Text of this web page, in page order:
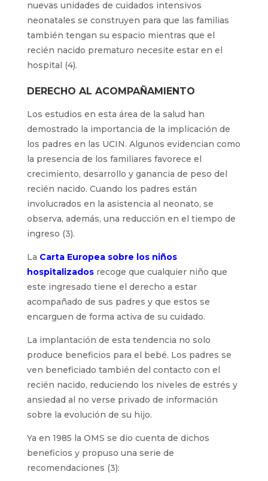
nuevas unidades de cuidados intensivos
neonatales se construyen para que las familias
también tengan su espacio mientras que el
recién nacido prematuro necesite estar en el
hospital (4).
DERECHO AL ACOMPAÑAMIENTO
Los estudios en esta área de la salud han
demostrado la importancia de la implicación de
los padres en las UCIN. Algunos evidencian como
la presencia de los familiares favorece el
crecimiento, desarrollo y ganancia de peso del
recién nacido. Cuando los padres están
involucrados en la asistencia al neonato, se
observa, además, una reducción en el tiempo de
ingreso (3).
La Carta Europea sobre los niños
hospitalizadosrecoge que cualquier niño que
este ingresado tiene el derecho a estar
acompañado de sus padres y que estos se
encarguen de forma activa de su cuidado.
La implantación de esta tendencia no solo
produce beneficios para el bebé. Los padres se
ven beneficiado también del contacto con el
recién nacido, reduciendo los niveles de estrés y
ansiedad al no verse privado de información
sobre la evolución de su hijo.
Ya en 1985 la OMS se dio cuenta de dichos
beneficios y propuso una serie de
recomendaciones (3):